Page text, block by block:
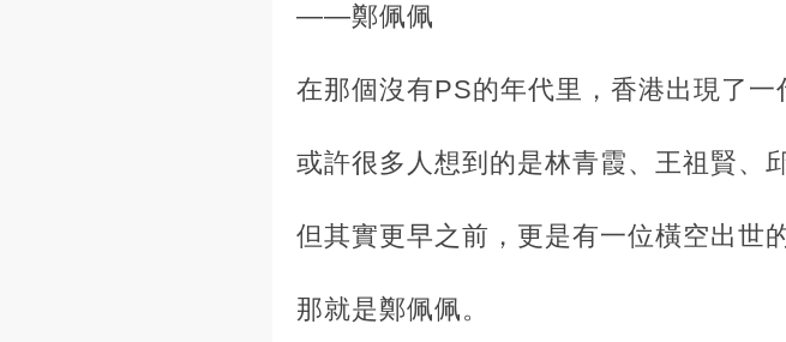
——鄭佩佩
在那個沒有PS的年代里，香港出現了一
或許很多人想到的是林青霞、王祖賢、
但其實更早之前，更是有一位橫空出世
那就是鄭佩佩。